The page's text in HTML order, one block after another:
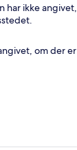
har ikke angivet,
om der er